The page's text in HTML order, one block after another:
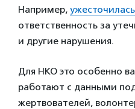
Например, ужесточилась
ответственность за
и другие нарушения.
Для НКО это особенно
работают с данными
жертвователей,